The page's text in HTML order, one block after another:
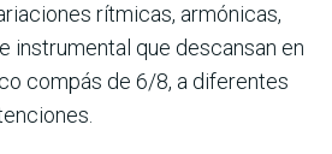
rítmicas, armónicas,
instrumental que descansan en
compás de 6/8, a diferentes